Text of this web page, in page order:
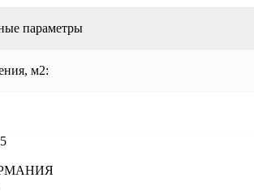
параметры
м2: